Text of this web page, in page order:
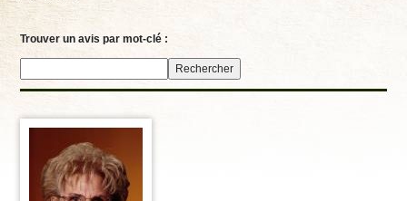
Trouver un avis par mot-clé :